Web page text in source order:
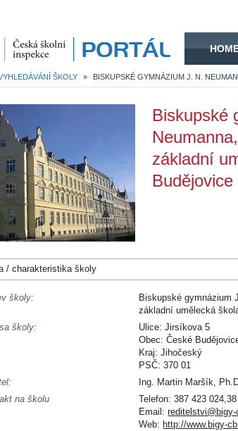
ŠKOLY »
Biskupské
základní
Budějovice
/ charakteristika školy
školy:
Biskupské gymnázium
základní umělecká
školy:
Ulice: Jirsíkova 5
Obec: České
Kraj: Jihočeský
PSČ: 370 01
Ing. Martin Maršík,
na školu
Telefon: 387 423 024,38
Email:
Web: http://www.bigy-